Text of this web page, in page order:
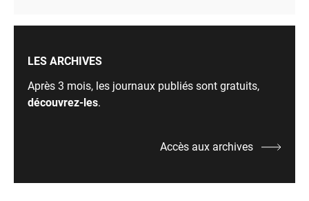
LES ARCHIVES
Après 3 mois, les journaux publiés sont gratuits,
découvrez-les.
Accès aux archives